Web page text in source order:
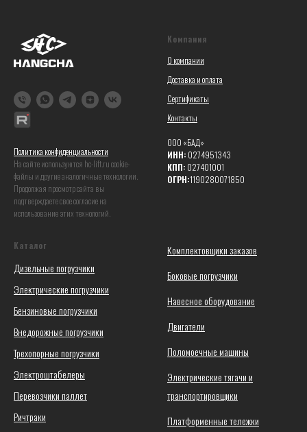
Политика конфиденциальности
На сайте используются hc-lift.ru coоkie-
файлы и другие аналогичные технологии.
Продолжая просмотр сайта вы
подтверждаете свое согласие на
использование этих технологий.
Компания
О компании
Доставка и оплата
Сертификаты
Контакты
ООО «БАД»
ИНН: 0274951343
КПП: 027401001
ОГРН:1190280071850
Каталог
Дизельные погрузчики
Электрические погрузчики
Бензиновые погрузчики
Внедорожные погрузчики
Трехопорные погрузчики
Электроштабелеры
Перевозчики паллет
Ричтраки
Комплектовщики заказов
Боковые погрузчики
Навесное оборудование
Двигатели
Поломоечные машины
Электрические тягачи и
транспортировщики
Платформенные тележки